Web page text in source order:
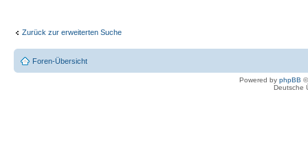
Zurück zur erweiterten Suche
Foren-Übersicht
Powered by phpBB
Deutsche